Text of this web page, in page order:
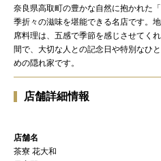
奈良県高取町の豊かな自然に抱かれた
季折々の滋味を堪能できる名店です。
席料理は、五感で季節を感じさせてく
間で、大切な人との記念日や特別なひ
めの隠れ家です。
店舗詳細情報
店舗名
茶寮 花大和